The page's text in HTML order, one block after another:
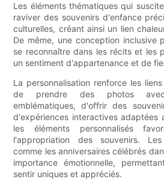
Les éléments thématiques qui
raviver des souvenirs d'enfance
culturelles, créant ainsi un lien
De même, une conception inclusive
se reconnaître dans les récits et les
un sentiment d'appartenance et de
La personnalisation renforce les
de prendre des photos
emblématiques, d'offrir des
d'expériences interactives adaptées
les éléments personnalisés
l'appropriation des souvenirs.
comme les anniversaires célébrés
importance émotionnelle,
sentir uniques et appréciés.